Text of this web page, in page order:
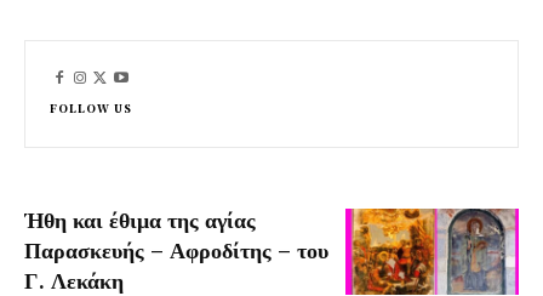
Ήθη και έθιμα της αγίας
Παρασκευής – Αφροδίτης – του
Γ. Λεκάκη
FOLLOW US